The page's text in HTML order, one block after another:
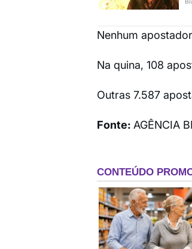
Nenhum
Na quina, 108
Outras 7.587
Fonte: AGÊNCIA